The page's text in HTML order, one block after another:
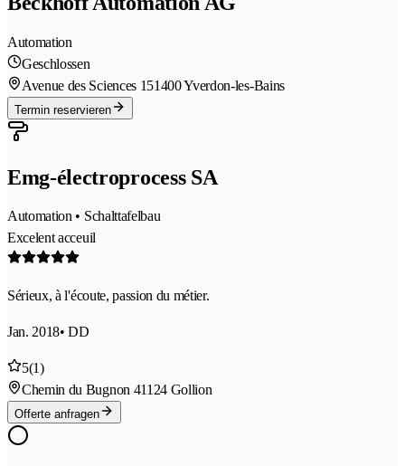
Automation
Geschlossen
Avenue des Sciences 151400 Yverdon-les-Bains
Termin reservieren
Emg-électroprocess SA
Automation • Schalttafelbau
Excelent acceuil
Sérieux, à l'écoute, passion du métier.
Jan. 2018• DD
5(1)
Chemin du Bugnon 41124 Gollion
Offerte anfragen